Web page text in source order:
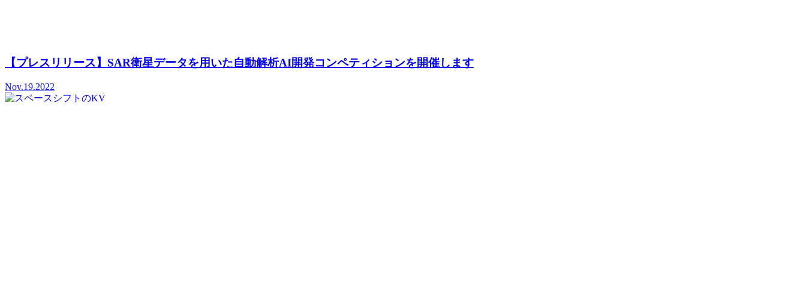
【プレスリリース】SAR衛星データを用いた自動解析AI開発コンペティションを開催します
Nov.19.2022